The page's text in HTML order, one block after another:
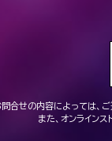
問合せの内容によっては、
また、オンライン